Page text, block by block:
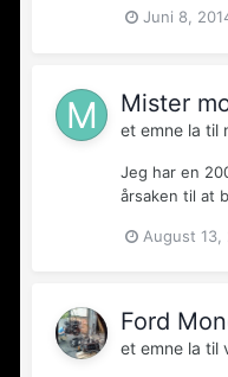
Juni 8,
Mister
et emne la til
Jeg har en
årsaken til at
August 13,
Ford
et emne la til